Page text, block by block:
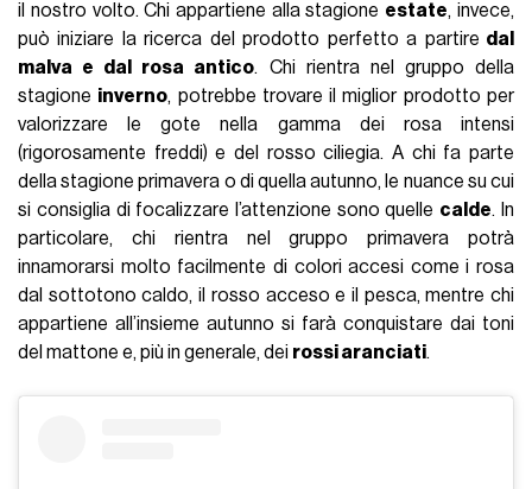
il nostro volto. Chi appartiene alla stagione estate, invece,
può iniziare la ricerca del prodotto perfetto a partire dal
malva e dal rosa antico. Chi rientra nel gruppo della
stagione inverno, potrebbe trovare il miglior prodotto per
valorizzare le gote nella gamma dei rosa intensi
(rigorosamente freddi) e del rosso ciliegia. A chi fa parte
della stagione primavera o di quella autunno, le nuance su cui
si consiglia di focalizzare l’attenzione sono quelle calde. In
particolare, chi rientra nel gruppo primavera potrà
innamorarsi molto facilmente di colori accesi come i rosa
dal sottotono caldo, il rosso acceso e il pesca, mentre chi
appartiene all’insieme autunno si farà conquistare dai toni
del mattone e, più in generale, dei rossi aranciati.